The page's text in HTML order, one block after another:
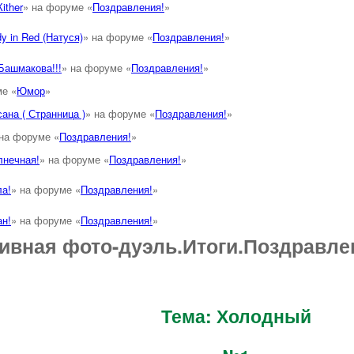
» на форуме «Поздравления!»
in Red (Натуся)» на форуме «Поздравления!»
» на форуме «Поздравления!»
«Юмор»
( Странница )» на форуме «Поздравления!»
форуме «Поздравления!»
» на форуме «Поздравления!»
» на форуме «Поздравления!»
» на форуме «Поздравления!»
фото-
Тема: Холодный